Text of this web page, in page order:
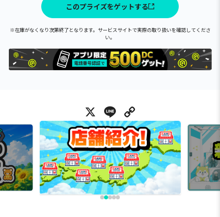
このプライズをゲットする
※在庫がなくなり次第終了となります。サービスサイトで実際の取り扱いを確認してくださ
い。
X Line